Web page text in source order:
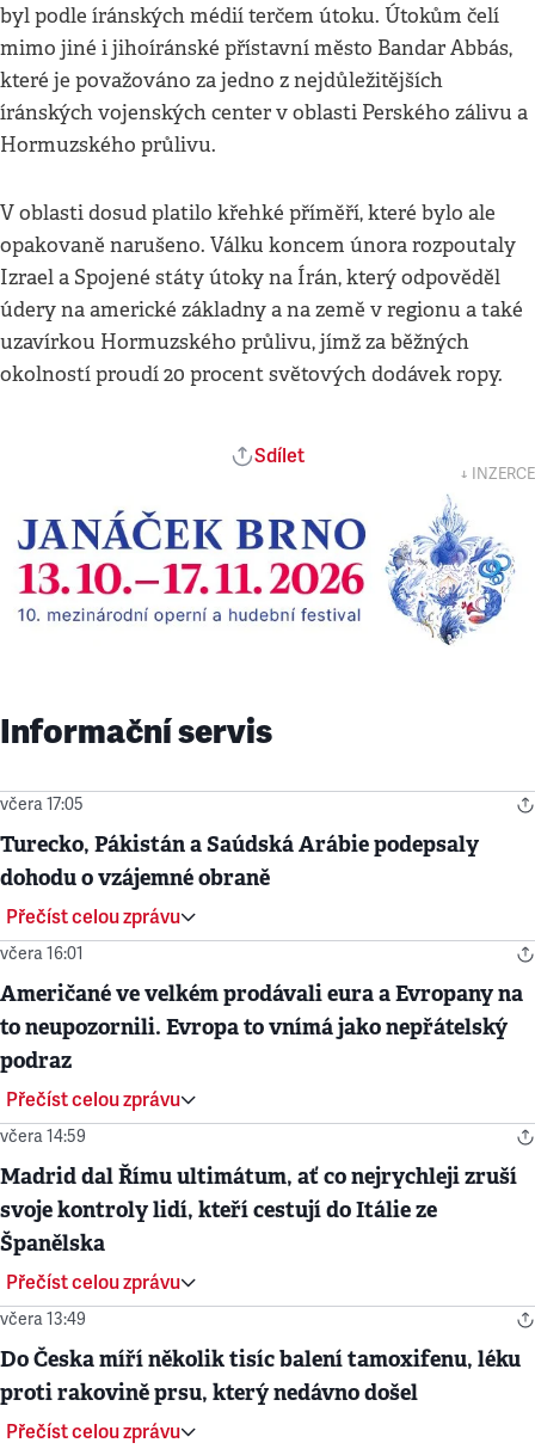
byl podle íránských médií terčem útoku. Útokům čelí
mimo jiné i jihoíránské přístavní město Bandar Abbás,
které je považováno za jedno z nejdůležitějších
íránských vojenských center v oblasti Perského zálivu a
Hormuzského průlivu.
V oblasti dosud platilo křehké příměří, které bylo ale
opakovaně narušeno. Válku koncem února rozpoutaly
Izrael a Spojené státy útoky na Írán, který odpověděl
údery na americké základny a na země v regionu a také
uzavírkou Hormuzského průlivu, jímž za běžných
okolností proudí 20 procent světových dodávek ropy.
Sdílet
↓ INZERCE
Informační servis
včera 17:05
Turecko, Pákistán a Saúdská Arábie podepsaly
dohodu o vzájemné obraně
Přečíst celou zprávu
včera 16:01
Američané ve velkém prodávali eura a Evropany na
to neupozornili. Evropa to vnímá jako nepřátelský
podraz
Přečíst celou zprávu
včera 14:59
Madrid dal Římu ultimátum, ať co nejrychleji zruší
svoje kontroly lidí, kteří cestují do Itálie ze
Španělska
Přečíst celou zprávu
včera 13:49
Do Česka míří několik tisíc balení tamoxifenu, léku
proti rakovině prsu, který nedávno došel
Přečíst celou zprávu